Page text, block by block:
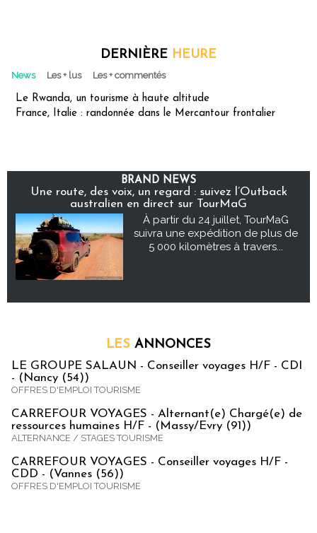
DERNIÈRE HEURE
News Les + lus Les + commentés
Le Rwanda, un tourisme à haute altitude
France, Italie : randonnée dans le Mercantour frontalier
BRAND NEWS
Une route, des voix, un regard : suivez l’Outback
australien en direct sur TourMaG
À partir du 24 juillet, TourMaG
suivra une expédition de plus de
5 000 kilomètres à travers...
LES ANNONCES
LE GROUPE SALAUN - Conseiller voyages H/F - CDI
- (Nancy (54))
OFFRES D'EMPLOI TOURISME
CARREFOUR VOYAGES - Alternant(e) Chargé(e) de
ressources humaines H/F - (Massy/Evry (91))
ALTERNANCE / STAGES TOURISME
CARREFOUR VOYAGES - Conseiller voyages H/F -
CDD - (Vannes (56))
OFFRES D'EMPLOI TOURISME